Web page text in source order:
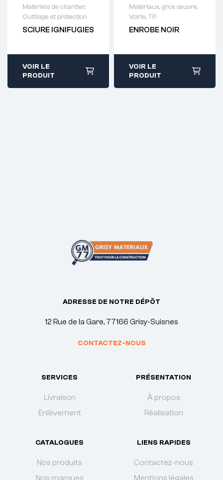
Matériels de chantier,
Outillage et protection
SCIURE IGNIFUGIES
devis : 01 64 88
VOIR LE
PRODUIT
Matériaux, gros œuvre,
Voirie, TP
ENROBE NOIR
devis : 01 64 88
VOIR LE
PRODUIT
ADRESSE DE NOTRE DÉPÔT
12 Rue de la Gare, 77166 Grisy-Suisnes
CONTACTEZ-NOUS
SERVICES
Livraison
Enlèvement
PRÉSENTATION
À propos
Réalisation
CATALOGUES
Nos produits
Nos marques
LIENS RAPIDES
Contactez-nous
Mentions légales